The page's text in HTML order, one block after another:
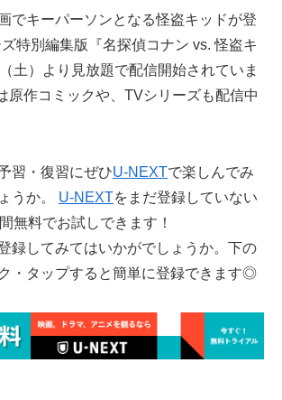
でキーパーソンとなる怪盗キッドが登
特別編集版『名探偵コナン vs. 怪盗キ
土）より見放題で配信開始されていま
原作コミックや、TVシリーズも配信中
習・復習にぜひU-NEXTで楽しんでみ
うか。 U-NEXTをまだ登録していない
無料でお試しできます！
録してみてはいかがでしょうか。下の
・タップすると簡単に登録できます◎